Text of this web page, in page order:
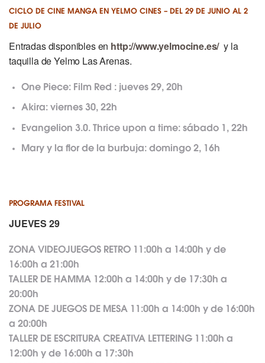
CICLO DE CINE MANGA EN YELMO CINES – DEL 29 DE JUNIO AL 2
DE JULIO
Entradas disponibles en http://www.yelmocine.es/y la
taquilla de Yelmo Las Arenas.
One Piece: Film Red :jueves 29, 20h
Akira:viernes 30, 22h
Evangelion 3.0. Thrice upon a time:sábado 1, 22h
Mary y la flor de la burbuja:domingo 2, 16h
PROGRAMA FESTIVAL
JUEVES 29
ZONA VIDEOJUEGOS RETRO 11:00h a 14:00h y de
16:00h a 21:00h
TALLER DE HAMMA 12:00h a 14:00h y de 17:30h a
20:00h
ZONA DE JUEGOS DE MESA 11:00h a 14:00h y de 16:00h
a 20:00h
TALLER DE ESCRITURA CREATIVA LETTERING 11:00h a
12:00h y de 16:00h a 17:30h